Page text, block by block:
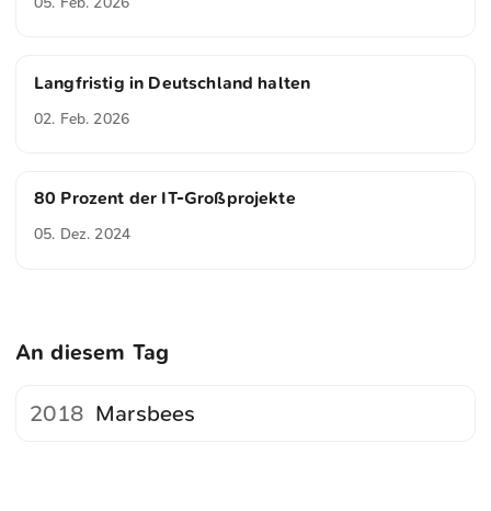
Langfristig in Deutschland halten
02. Feb. 2026
80 Prozent der IT-Großprojekte
05. Dez. 2024
An diesem Tag
2018 Marsbees